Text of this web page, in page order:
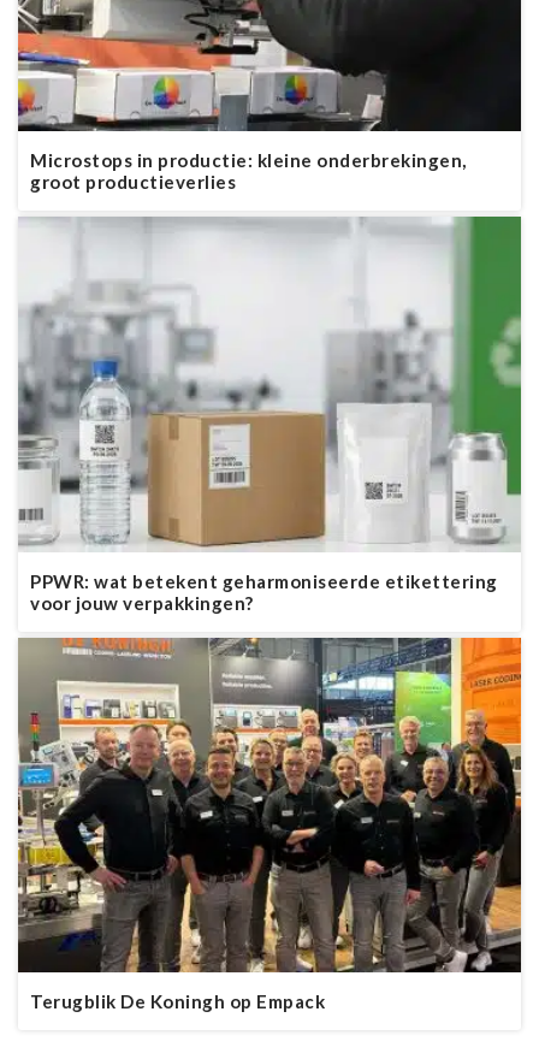
Microstops in productie: kleine onderbrekingen,
groot productieverlies
PPWR: wat betekent geharmoniseerde etikettering
voor jouw verpakkingen?
Terugblik De Koningh op Empack